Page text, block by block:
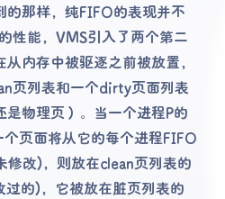
的那样，纯FIFO的表现并不
性能，VMS引入了两个第二
内存中被驱逐之前被放置，
页列表和一个dirty页面列表
是物理页）。当一个进程P的
个页面将从它的每个进程FIFO
修改)，则放在clean页列表的
的)，它被放在脏页列表的